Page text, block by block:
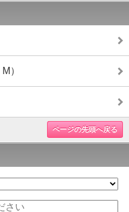
）
ページの先頭へ戻る